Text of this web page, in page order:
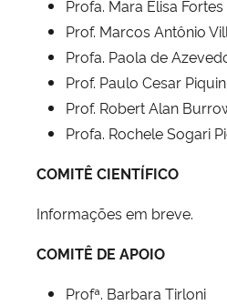
Profa. Mara Elisa
Prof. Marcos Antônio
Profa. Paola de
Prof. Paulo Cesar
Prof. Robert Alan
Profa. Rochele Sogari
COMITÊ CIENTÍFICO
Informações em breve.
COMITÊ DE APOIO
Profª. Barbara Tirloni